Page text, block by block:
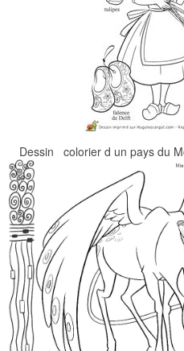
Dessin colorier d un pays du